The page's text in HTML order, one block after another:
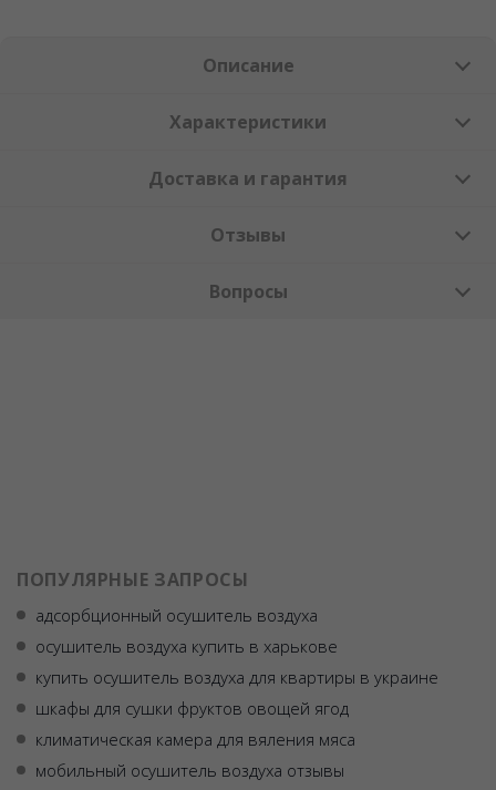
Описание
Характеристики
Доставка и гарантия
Отзывы
Вопросы
ПОПУЛЯРНЫЕ ЗАПРОСЫ
адсорбционный осушитель воздуха
осушитель воздуха купить в харькове
купить осушитель воздуха для квартиры в украине
шкафы для сушки фруктов овощей ягод
климатическая камера для вяления мяса
мобильный осушитель воздуха отзывы